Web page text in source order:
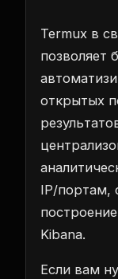
Termux в
позволяет
открытых
IP/портам,
Kibana.
Если вам